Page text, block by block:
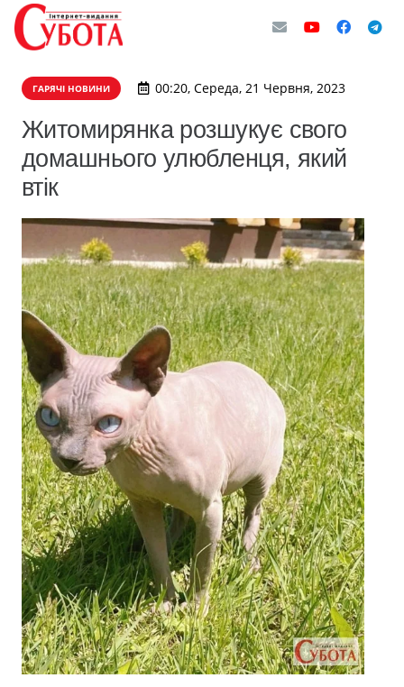
ГАРЯЧІ НОВИНИ 00:20, Середа, 21 Червня, 2023
Житомирянка розшукує свого
домашнього улюбленця, який
втік